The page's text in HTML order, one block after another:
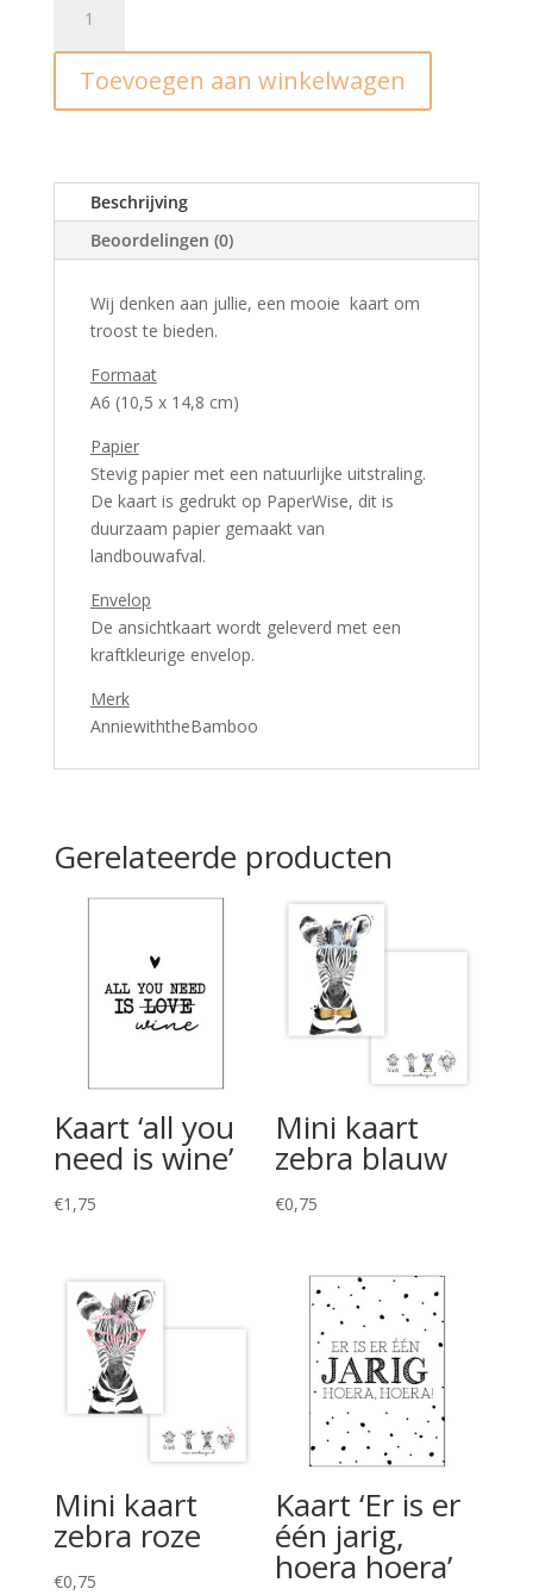
Wij
denken
aan
Toevoegen aan winkelwagen
Beschrijving
Beoordelingen (0)
Wij denken aan jullie, een mooie kaart om
troost te bieden.
Formaat
A6 (10,5 x 14,8 cm)
Papier
Stevig papier met een natuurlijke uitstraling.
De kaart is gedrukt op PaperWise, dit is
duurzaam papier gemaakt van
landbouwafval.
Envelop
De ansichtkaart wordt geleverd met een
kraftkleurige envelop.
Merk
AnniewiththeBamboo
Gerelateerde producten
Kaart ‘all you
need is wine’
€1,75
Mini kaart
zebra blauw
€0,75
Mini kaart
zebra roze
€0,75
Kaart ‘Er is er
één jarig,
hoera hoera’